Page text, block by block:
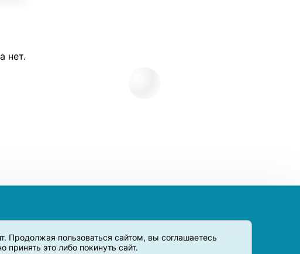
Продолжая пользоваться сайтом, вы соглашаетесь
это либо покинуть сайт.
нет.